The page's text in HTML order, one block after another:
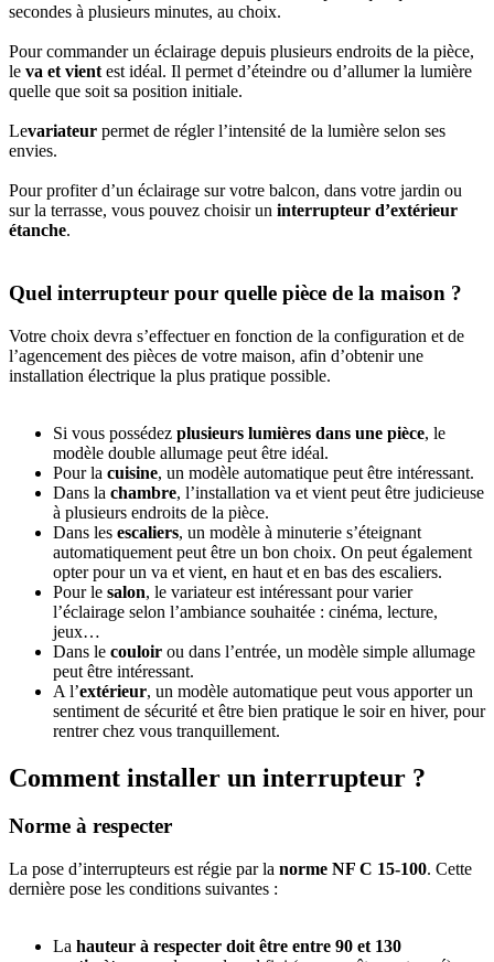
secondes à plusieurs minutes, au choix.
Pour commander un éclairage depuis plusieurs endroits de la pièce,
le va et vient est idéal. Il permet d’éteindre ou d’allumer la lumière
quelle que soit sa position initiale.
Levariateur permet de régler l’intensité de la lumière selon ses
envies.
Pour profiter d’un éclairage sur votre balcon, dans votre jardin ou
sur la terrasse, vous pouvez choisir un interrupteur d’extérieur
étanche.
Quel interrupteur pour quelle pièce de la maison ?
Votre choix devra s’effectuer en fonction de la configuration et de
l’agencement des pièces de votre maison, afin d’obtenir une
installation électrique la plus pratique possible.
Si vous possédez plusieurs lumières dans une pièce, le
modèle double allumage peut être idéal.
Pour la cuisine, un modèle automatique peut être intéressant.
Dans la chambre, l’installation va et vient peut être judicieuse
à plusieurs endroits de la pièce.
Dans les escaliers, un modèle à minuterie s’éteignant
automatiquement peut être un bon choix. On peut également
opter pour un va et vient, en haut et en bas des escaliers.
Pour le salon, le variateur est intéressant pour varier
l’éclairage selon l’ambiance souhaitée : cinéma, lecture,
jeux…
Dans le couloir ou dans l’entrée, un modèle simple allumage
peut être intéressant.
A l’extérieur, un modèle automatique peut vous apporter un
sentiment de sécurité et être bien pratique le soir en hiver, pour
rentrer chez vous tranquillement.
Comment installer un interrupteur ?
Norme à respecter
La pose d’interrupteurs est régie par la norme NF C 15-100. Cette
dernière pose les conditions suivantes :
La hauteur à respecter doit être entre 90 et 130